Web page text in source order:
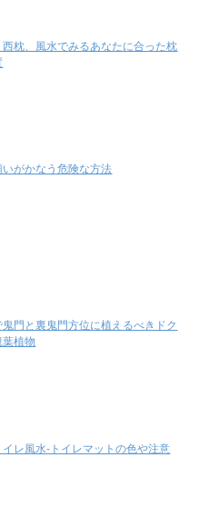
西枕、風水でみるあなたに合った枕
いがかなう危険な方法
鬼門と裏鬼門方位に植えるべきドク
葉植物
イレ風水-トイレマットの色や注意